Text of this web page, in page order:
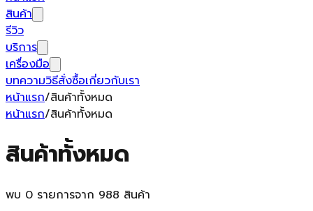
สินค้า
รีวิว
บริการ
เครื่องมือ
บทความวิธีสั่งซื้อเกี่ยวกับเรา
หน้าแรก/สินค้าทั้งหมด
หน้าแรก/สินค้าทั้งหมด
สินค้าทั้งหมด
พบ 0 รายการจาก 988 สินค้า